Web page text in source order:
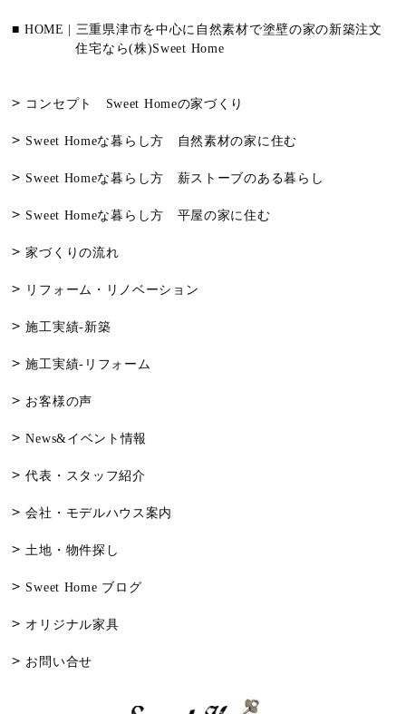
■ HOME | 三重県津市を中心に自然素材で塗壁の家の新築注文
住宅なら(株)Sweet Home
コンセプト Sweet Homeの家づくり
Sweet Homeな暮らし方 自然素材の家に住む
Sweet Homeな暮らし方 薪ストーブのある暮らし
Sweet Homeな暮らし方 平屋の家に住む
家づくりの流れ
リフォーム・リノベーション
施工実績-新築
施工実績-リフォーム
お客様の声
News&イベント情報
代表・スタッフ紹介
会社・モデルハウス案内
土地・物件探し
Sweet Home ブログ
オリジナル家具
お問い合せ